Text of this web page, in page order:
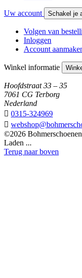
Uw account Schakel je
Volgen van
Inloggen
Account
Winkel informatie
Hoofdstraat 33 – 35
7061 CG Terborg
Nederland
 0315-324969

©2026
Laden ...
Terug naar boven